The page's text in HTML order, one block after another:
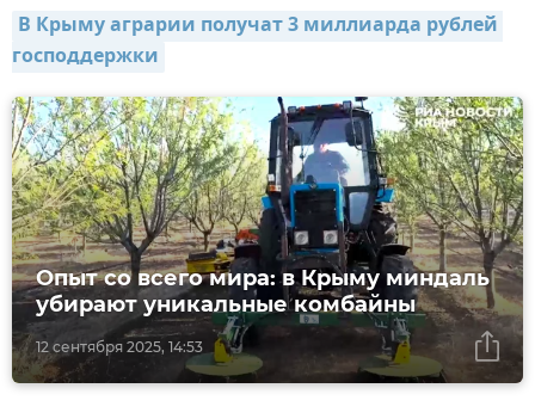
В Крыму аграрии получат 3 миллиарда рублей
господдержки
12 сентября 2025, 14:53
Опыт со всего мира: в Крыму миндаль
убирают уникальные комбайны